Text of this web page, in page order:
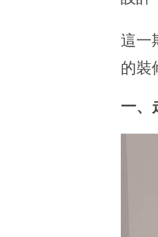
這一
的裝
一、